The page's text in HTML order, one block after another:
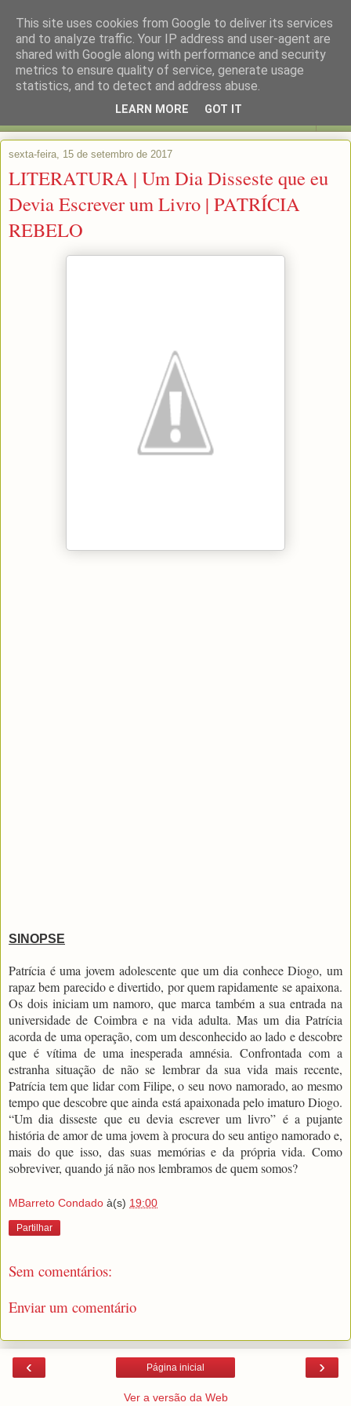
sexta-feira, 15 de setembro de 2017
LITERATURA | Um Dia Disseste que eu
Devia Escrever um Livro | PATRÍCIA
REBELO
SINOPSE
Patrícia é uma jovem adolescente que um dia conhece Diogo, um
rapaz bem parecido e divertido, por quem rapidamente se apaixona.
Os dois iniciam um namoro, que marca também a sua entrada na
universidade de Coimbra e na vida adulta. Mas um dia Patrícia
acorda de uma operação, com um desconhecido ao lado e descobre
que é vítima de uma inesperada amnésia. Confrontada com a
estranha situação de não se lembrar da sua vida mais recente,
Patrícia tem que lidar com Filipe, o seu novo namorado, ao mesmo
tempo que descobre que ainda está apaixonada pelo imaturo Diogo.
“Um dia disseste que eu devia escrever um livro” é a pujante
história de amor de uma jovem à procura do seu antigo namorado e,
mais do que isso, das suas memórias e da própria vida. Como
sobreviver, quando já não nos lembramos de quem somos?
MBarreto Condado à(s) 19:00
Partilhar
Sem comentários:
Enviar um comentário
‹ ›
Página inicial
Ver a versão da Web
This site uses cookies from Google to deliver its services
and to analyze traffic. Your IP address and user-agent are
shared with Google along with performance and security
metrics to ensure quality of service, generate usage
statistics, and to detect and address abuse.
LEARN MORE GOT IT